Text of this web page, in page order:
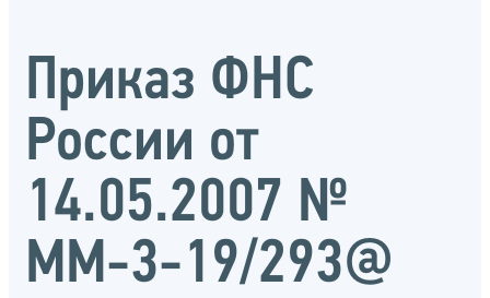
Приказ ФНС
России от
14.05.2007 №
ММ-3-19/293@